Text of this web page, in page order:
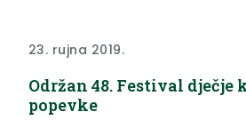
23. rujna 2019.
Održan 48. Festival dječje
popevke